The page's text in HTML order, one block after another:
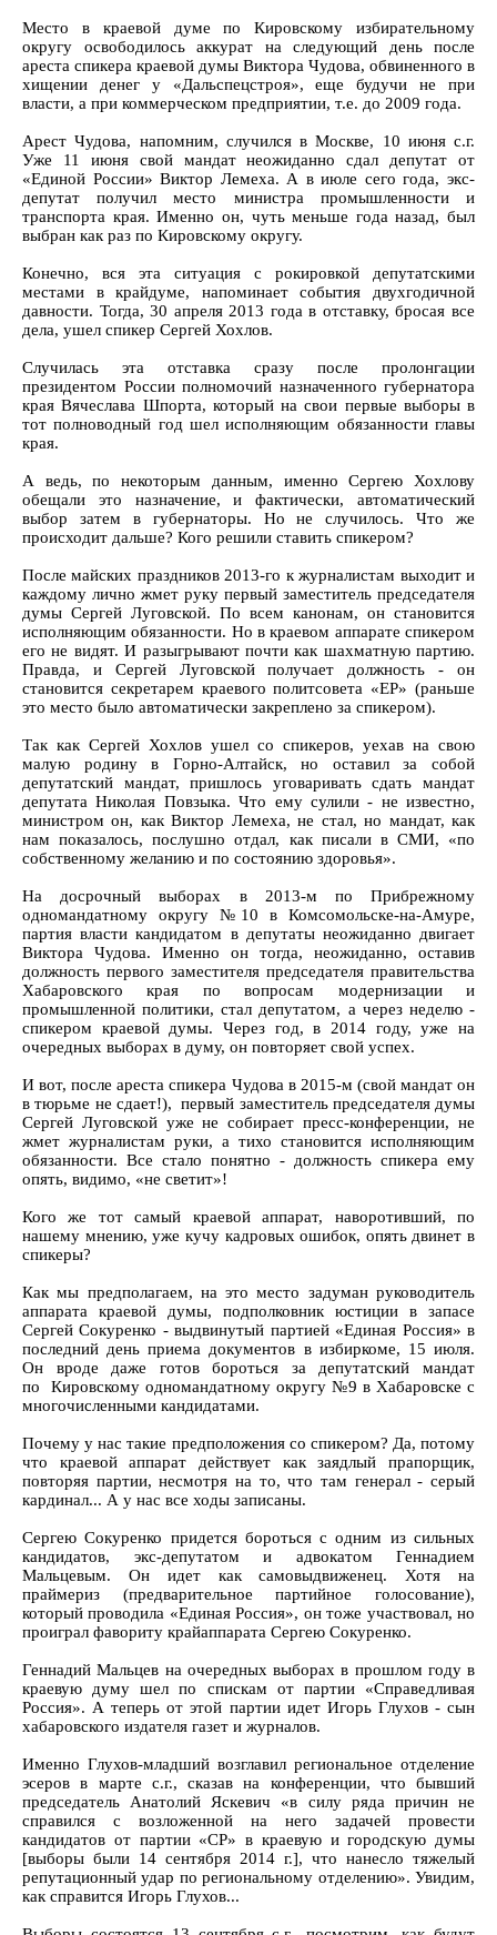
Место в краевой думе по Кировскому избирательному
округу освободилось аккурат на следующий день после
ареста спикера краевой думы Виктора Чудова, обвиненного в
хищении денег у «Дальспецстроя», еще будучи не при
власти, а при коммерческом предприятии, т.е. до 2009 года.
Арест Чудова, напомним, случился в Москве, 10 июня с.г.
Уже 11 июня свой мандат неожиданно сдал депутат от
«Единой России» Виктор Лемеха. А в июле сего года, экс-
депутат получил место министра промышленности и
транспорта края. Именно он, чуть меньше года назад, был
выбран как раз по Кировскому округу.
Конечно, вся эта ситуация с рокировкой депутатскими
местами в крайдуме, напоминает события двухгодичной
давности. Тогда, 30 апреля 2013 года в отставку, бросая все
дела, ушел спикер Сергей Хохлов.
Случилась эта отставка сразу после пролонгации
президентом России полномочий назначенного губернатора
края Вячеслава Шпорта, который на свои первые выборы в
тот полноводный год шел исполняющим обязанности главы
края.
А ведь, по некоторым данным, именно Сергею Хохлову
обещали это назначение, и фактически, автоматический
выбор затем в губернаторы. Но не случилось. Что же
происходит дальше? Кого решили ставить спикером?
После майских праздников 2013-го к журналистам выходит и
каждому лично жмет руку первый заместитель председателя
думы Сергей Луговской. По всем канонам, он становится
исполняющим обязанности. Но в краевом аппарате спикером
его не видят. И разыгрывают почти как шахматную партию.
Правда, и Сергей Луговской получает должность - он
становится секретарем краевого политсовета «ЕР» (раньше
это место было автоматически закреплено за спикером).
Так как Сергей Хохлов ушел со спикеров, уехав на свою
малую родину в Горно-Алтайск, но оставил за собой
депутатский мандат, пришлось уговаривать сдать мандат
депутата Николая Повзыка. Что ему сулили - не известно,
министром он, как Виктор Лемеха, не стал, но мандат, как
нам показалось, послушно отдал, как писали в СМИ, «по
собственному желанию и по состоянию здоровья».
На досрочный выборах в 2013-м по Прибрежному
одномандатному округу №10 в Комсомольске-на-Амуре,
партия власти кандидатом в депутаты неожиданно двигает
Виктора Чудова. Именно он тогда, неожиданно, оставив
должность первого заместителя председателя правительства
Хабаровского края по вопросам модернизации и
промышленной политики, стал депутатом, а через неделю -
спикером краевой думы. Через год, в 2014 году, уже на
очередных выборах в думу, он повторяет свой успех.
И вот, после ареста спикера Чудова в 2015-м (свой мандат он
в тюрьме не сдает!), первый заместитель председателя думы
Сергей Луговской уже не собирает пресс-конференции, не
жмет журналистам руки, а тихо становится исполняющим
обязанности. Все стало понятно - должность спикера ему
опять, видимо, «не светит»!
Кого же тот самый краевой аппарат, наворотивший, по
нашему мнению, уже кучу кадровых ошибок, опять двинет в
спикеры?
Как мы предполагаем, на это место задуман руководитель
аппарата краевой думы, подполковник юстиции в запасе
Сергей Сокуренко - выдвинутый партией «Единая Россия» в
последний день приема документов в избиркоме, 15 июля.
Он вроде даже готов бороться за депутатский мандат
по Кировскому одномандатному округу №9 в Хабаровске с
многочисленными кандидатами.
Почему у нас такие предположения со спикером? Да, потому
что краевой аппарат действует как заядлый прапорщик,
повторяя партии, несмотря на то, что там генерал - серый
кардинал... А у нас все ходы записаны.
Сергею Сокуренко придется бороться с одним из сильных
кандидатов, экс-депутатом и адвокатом Геннадием
Мальцевым. Он идет как самовыдвиженец. Хотя на
праймериз (предварительное партийное голосование),
который проводила «Единая Россия», он тоже участвовал, но
проиграл фавориту крайаппарата Сергею Сокуренко.
Геннадий Мальцев на очередных выборах в прошлом году в
краевую думу шел по спискам от партии «Справедливая
Россия». А теперь от этой партии идет Игорь Глухов - сын
хабаровского издателя газет и журналов.
Именно Глухов-младший возглавил региональное отделение
эсеров в марте с.г., сказав на конференции, что бывший
председатель Анатолий Яскевич «в силу ряда причин не
справился с возложенной на него задачей провести
кандидатов от партии «СР» в краевую и городскую думы
[выборы были 14 сентября 2014 г.], что нанесло тяжелый
репутационный удар по региональному отделению». Увидим,
как справится Игорь Глухов...